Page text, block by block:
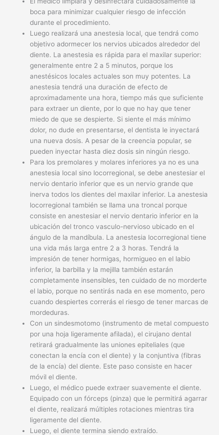
boca para minimizar cualquier riesgo de infección
durante el procedimiento.
Luego realizará una anestesia local, que tendrá como
objetivo adormecer los nervios ubicados alrededor del
diente. La anestesia es rápida para el maxilar superior:
generalmente entre 2 a 5 minutos, porque los
anestésicos locales actuales son muy potentes. La
anestesia tendrá una duración de efecto de
aproximadamente una hora, tiempo más que suficiente
para extraer un diente, por lo que no hay que tener
miedo de que se despierte. Si siente el más mínimo
dolor, no dude en presentarse, el dentista le inyectará
una nueva dosis. A pesar de la creencia popular, se
pueden inyectar hasta diez dosis sin ningún riesgo.
Para los premolares y molares inferiores ya no es una
anestesia local sino locorregional, se debe anestesiar el
nervio dentario inferior que es un nervio grande que
inerva todos los dientes del maxilar inferior. La anestesia
locorregional también se llama una troncal porque
consiste en anestesiar el nervio dentario inferior en la
ubicación del tronco vasculo-nervioso ubicado en el
ángulo de la mandíbula. La anestesia locorregional tiene
una vida más larga entre 2 a 3 horas. Tendrá la
impresión de tener hormigas, hormigueo en el labio
inferior, la barbilla y la mejilla también estarán
completamente insensibles, ten cuidado de no morderte
el labio, porque no sentirás nada en ese momento, pero
cuando despiertes correrás el riesgo de tener marcas de
mordeduras.
Con un sindesmotomo (instrumento de metal compuesto
por una hoja ligeramente afilada), el cirujano dental
retirará gradualmente las uniones epiteliales (que
conectan la encía con el diente) y la conjuntiva (fibras
de la encía) del diente. Este paso consiste en hacer
móvil el diente.
Luego, el médico puede extraer suavemente el diente.
Equipado con un fórceps (pinza) que le permitirá agarrar
el diente, realizará múltiples rotaciones mientras tira
ligeramente del diente.
Luego, el diente termina siendo extraído.